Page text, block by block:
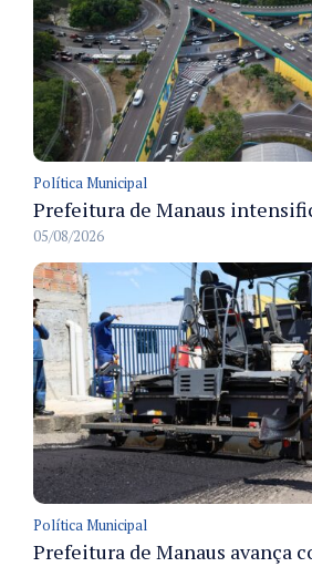
Política Municipal
05/08/2026
Política Municipal